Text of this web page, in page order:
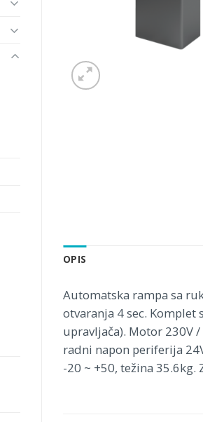
OPIS
Automatska rampa sa
otvaranja 4 sec.
upravljača). Motor 230V
radni napon periferija
-20 ~ +50, težina